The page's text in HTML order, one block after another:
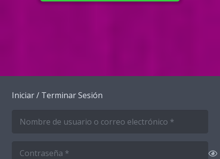
Iniciar / Terminar Sesión